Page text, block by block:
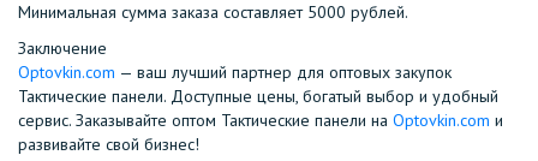
Минимальная сумма заказа составляет 5000 рублей.
Заключение
Optovkin.com — ваш лучший партнер для оптовых закупок
Тактические панели. Доступные цены, богатый выбор и удобный
сервис. Заказывайте оптом Тактические панели на Optovkin.com и
развивайте свой бизнес!